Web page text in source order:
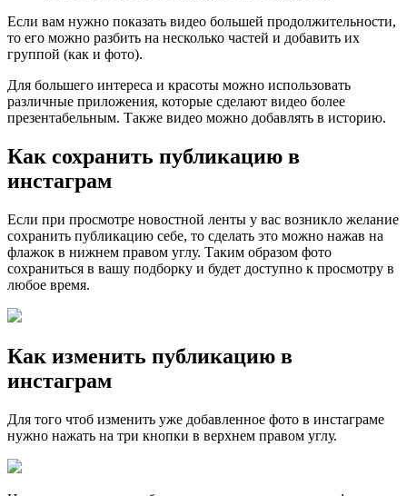
Если вам нужно показать видео большей продолжительности,
то его можно разбить на несколько частей и добавить их
группой (как и фото).
Для большего интереса и красоты можно использовать
различные приложения, которые сделают видео более
презентабельным. Также видео можно добавлять в историю.
Как сохранить публикацию в
инстаграм
Если при просмотре новостной ленты у вас возникло желание
сохранить публикацию себе, то сделать это можно нажав на
флажок в нижнем правом углу. Таким образом фото
сохраниться в вашу подборку и будет доступно к просмотру в
любое время.
Как изменить публикацию в
инстаграм
Для того чтоб изменить уже добавленное фото в инстаграме
нужно нажать на три кнопки в верхнем правом углу.